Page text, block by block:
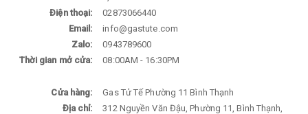
Điện thoại:
02873066440
Email:
info@gastute.com
Zalo:
0943789600
Thời gian mở cửa:
08:00AM - 16:30PM
Cửa hàng:
Gas Tử Tế Phường 11 Bình Thạnh
Địa chỉ:
312 Nguyền Văn Đậu, Phường 11, Bình Thạnh,